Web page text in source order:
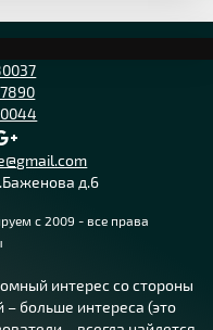
д.6
с 2009 - все права
интерес со стороны
больше интереса (это